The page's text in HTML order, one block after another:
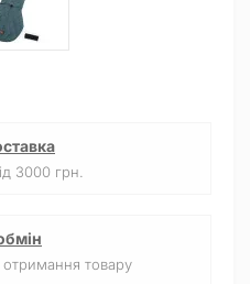
3000 грн.
отримання товару